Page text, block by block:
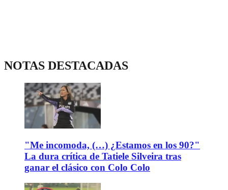
NOTAS DESTACADAS
"Me incomoda, (…) ¿Estamos en los 90?"
La dura crítica de Tatiele Silveira tras
ganar el clásico con Colo Colo